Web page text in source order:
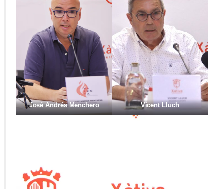
José Andrés Menchero Vicent Lluch